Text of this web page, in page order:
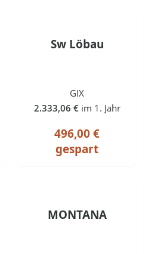
Sw Löbau
GIX
2.333,06 € im 1. Jahr
496,00 €
gespart
MONTANA